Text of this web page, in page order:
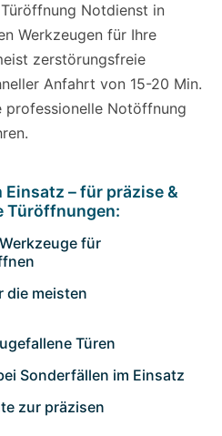
Notdienst in
Werkzeugen für Ihre
zerstörungsfreie
Anfahrt von 15-20 Min.
professionelle Notöffnung
Einsatz – für präzise &
Türöffnungen:
für
die meisten
Türen
Sonderfällen im Einsatz
zur präzisen